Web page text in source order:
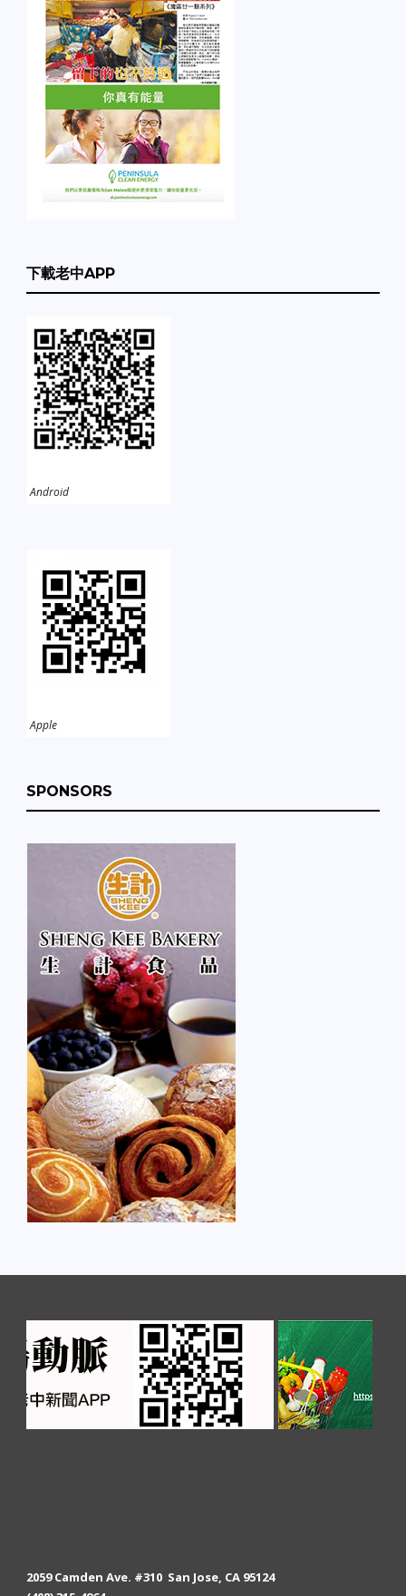
下載老中APP
Android
Apple
SPONSORS
2059 Camden Ave. #310 San Jose, CA 95124